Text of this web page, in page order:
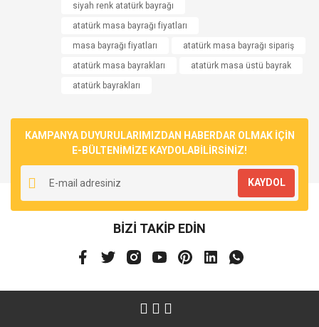
siyah renk atatürk bayrağı
atatürk masa bayrağı fiyatları
masa bayrağı fiyatları
atatürk masa bayrağı sipariş
atatürk masa bayrakları
atatürk masa üstü bayrak
atatürk bayrakları
KAMPANYA DUYURULARIMIZDAN HABERDAR OLMAK İÇİN
E-BÜLTENİMİZE KAYDOLABİLİRSİNİZ!
KAYDOL
BİZİ TAKİP EDİN